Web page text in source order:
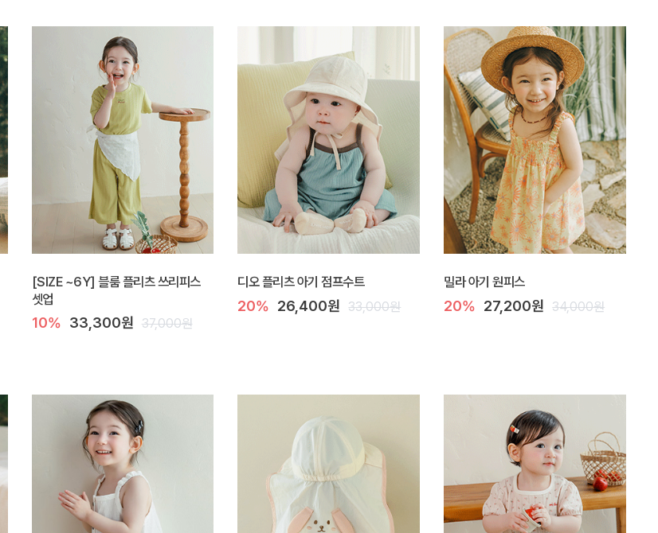
[SIZE ~6Y] 블룸 플리츠 쓰리피스
셋업
10% 33,300원 37,000원
디오 플리츠 아기 점프수트
20% 26,400원 33,000원
밀라 아기 원피스
20% 27,200원 34,000원